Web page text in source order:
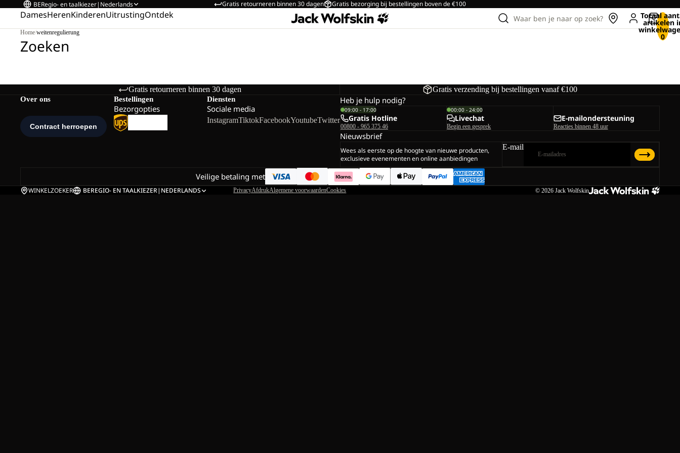
Gratis retourneren binnen 30 dagen Gratis bezorging bij bestellingen boven de €100
BERegio- en taalkiezer| Nederlands
DamesHerenKinderenUitrustingOntdek Waar ben je naar op zoek? Totaal
artikelen
0
Home/weitenregulierung
Zoeken
Gratis retourneren binnen 30 dagen Gratis verzending bij bestellingen vanaf €100
Over ons Bestellingen
Bezorgopties
Diensten
Sociale media
InstagramTiktokFacebookYoutubeTwitter
Heb je hulp nodig?
09:00 - 17:00
Gratis Hotline
00800 - 965 375 46
00:00 - 24:00
Livechat
Begin een gesprek
E-mailondersteuning
Reacties binnen 48 uur
Nieuwsbrief
Wees als eerste op de hoogte van nieuwe producten,
exclusieve evenementen en online aanbiedingen
E-mail
Veilige betaling met
WINKELZOEKER BEREGIO- EN TAALKIEZER| NEDERLANDS PrivacyAfdrukAlgemene voorwaardenCookies © 2026 Jack Wolfskin